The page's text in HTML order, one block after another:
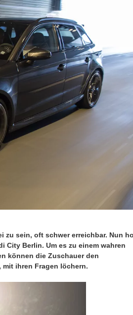
zu sein, oft schwer erreichbar. Nun
City Berlin. Um es zu einem wahren
können die Zuschauer den
mit ihren Fragen löchern.